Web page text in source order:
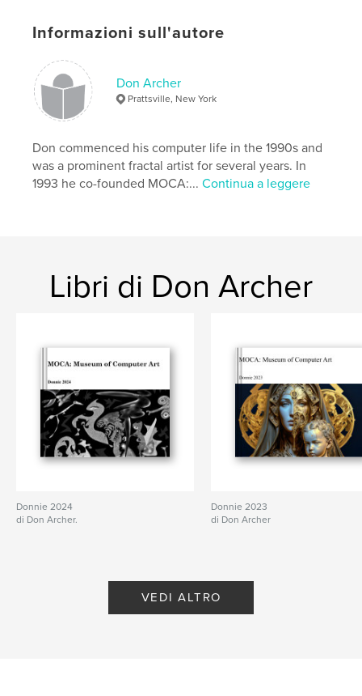
contributing artists.
Eight
prizewinners selected.
Funzionalità e dettagli
Categoria principale:
Libri d'arte e fotografia
Formato del progetto:Orizzontale standard, 25×20
cm
N° di pagine:150
Data di pubblicazione:feb 06, 2012
Informazioni sull'autore
Don Archer
Prattsville, New York
Don commenced his computer life in the 1990s and
was a prominent fractal artist for several years. In
1993 he co-founded MOCA:...Continua a leggere
Libri di Don Archer
Donnie 2024
di Don Archer.
Donnie 2023
di Don Archer
VEDI ALTRO